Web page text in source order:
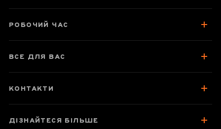
РОБОЧИЙ ЧАС
ВСЕ ДЛЯ ВАС
КОНТАКТИ
ДІЗНАЙТЕСЯ БІЛЬШЕ